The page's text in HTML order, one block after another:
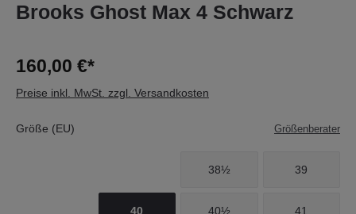
Brooks Ghost Max 4 Schwarz
160,00 €*
Preise inkl. MwSt. zzgl. Versandkosten
Größe (EU) Größenberater
38½ 39
40 40½ 41